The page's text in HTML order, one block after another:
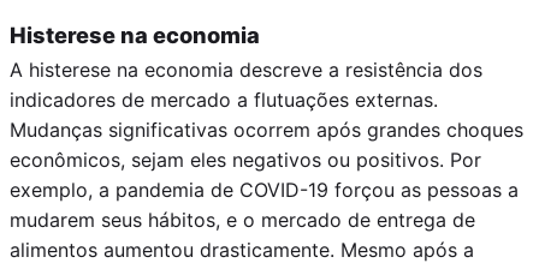
Histerese na economia
A histerese na economia descreve a resistência dos
indicadores de mercado a flutuações externas.
Mudanças significativas ocorrem após grandes choques
econômicos, sejam eles negativos ou positivos. Por
exemplo, a pandemia de COVID-19 forçou as pessoas a
mudarem seus hábitos, e o mercado de entrega de
alimentos aumentou drasticamente. Mesmo após a